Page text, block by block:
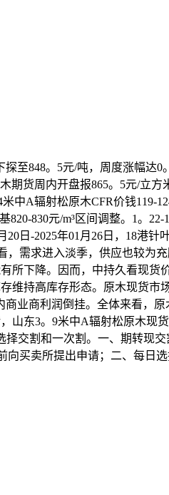
848。5元/吨，周度涨幅达0
货周内开盘报865。5元/立方
中A辐射松原木CFR价钱119-
830元/m³区间调整。1。
日-2025年01月26日，18港
需求进入淡季，供应也较为
所下降。因而，中持久看现
持高库存形态。原木现货市
业商利润倒挂。全体来看，
东3。9米中A辐射松原木现
交割和一次割。一、期转现
买卖所提出申请；二、每日